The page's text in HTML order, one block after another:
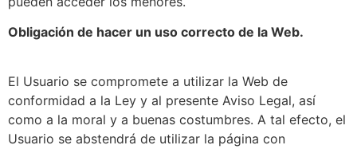
Obligación de hacer un uso correcto de la Web.
El Usuario se compromete a utilizar la Web de
conformidad a la Ley y al presente Aviso Legal, así
como a la moral y a buenas costumbres. A tal efecto, el
Usuario se abstendrá de utilizar la página con